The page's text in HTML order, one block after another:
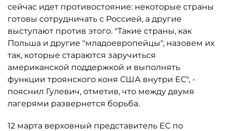
сейчас идет противостояние: некоторые страны
готовы сотрудничать с Россией, а другие
выступают против этого. "Такие страны, как
Польша и другие "младоевропейцы", назовем их
так, которые стараются заручиться
американской поддержкой и выполнять
функции троянского коня США внутри ЕС", -
пояснил Гулевич, отметив, что между двумя
лагерями развернется борьба.
12 марта верховный представитель ЕС по